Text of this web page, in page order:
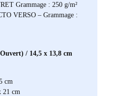
Grammage : 250 g/m²
VERSO – Grammage :
/ 14,5 x 13,8 cm
cm
21 cm